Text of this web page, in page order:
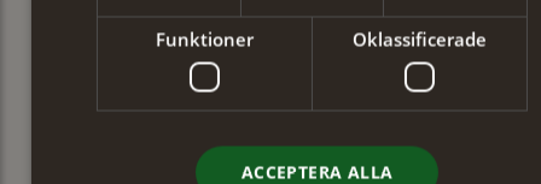
Funktioner Oklassificerade
ACCEPTERA ALLA